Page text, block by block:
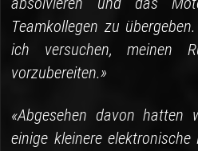
Teamkollegen zu
ich versuchen, meinen
vorzubereiten.»
«Abgesehen davon
einige kleinere